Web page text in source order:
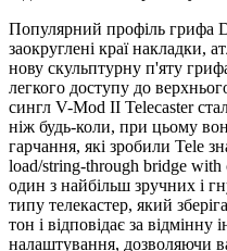
Популярний профіль грифа
заокруглені краї накладки,
нову скульптурну п'яту
легкого доступу до
сингл V-Mod II Telecaster
ніж будь-коли, при цьому
гарчання, які зробили Tele
load/string-through bridge with
один з найбільш зручних і
типу телекастер, який
тон і відповідає за
налаштування, дозволяючи